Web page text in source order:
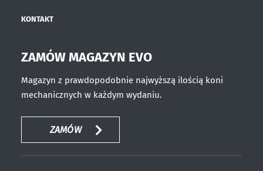
KONTAKT
ZAMÓW MAGAZYN EVO
Magazyn z prawdopodobnie najwyższą ilością koni
mechanicznych w każdym wydaniu.
ZAMÓW